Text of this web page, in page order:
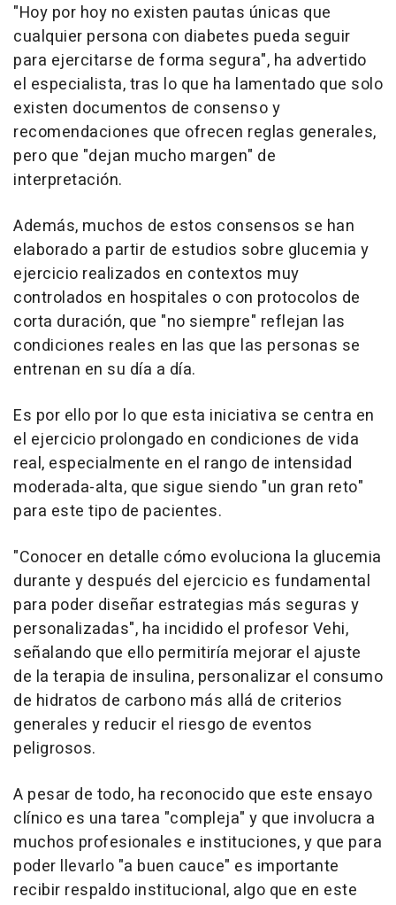
"Hoy por hoy no existen pautas únicas que
cualquier persona con diabetes pueda seguir
para ejercitarse de forma segura", ha advertido
el especialista, tras lo que ha lamentado que solo
existen documentos de consenso y
recomendaciones que ofrecen reglas generales,
pero que "dejan mucho margen" de
interpretación.
Además, muchos de estos consensos se han
elaborado a partir de estudios sobre glucemia y
ejercicio realizados en contextos muy
controlados en hospitales o con protocolos de
corta duración, que "no siempre" reflejan las
condiciones reales en las que las personas se
entrenan en su día a día.
Es por ello por lo que esta iniciativa se centra en
el ejercicio prolongado en condiciones de vida
real, especialmente en el rango de intensidad
moderada-alta, que sigue siendo "un gran reto"
para este tipo de pacientes.
"Conocer en detalle cómo evoluciona la glucemia
durante y después del ejercicio es fundamental
para poder diseñar estrategias más seguras y
personalizadas", ha incidido el profesor Vehi,
señalando que ello permitiría mejorar el ajuste
de la terapia de insulina, personalizar el consumo
de hidratos de carbono más allá de criterios
generales y reducir el riesgo de eventos
peligrosos.
A pesar de todo, ha reconocido que este ensayo
clínico es una tarea "compleja" y que involucra a
muchos profesionales e instituciones, y que para
poder llevarlo "a buen cauce" es importante
recibir respaldo institucional, algo que en este